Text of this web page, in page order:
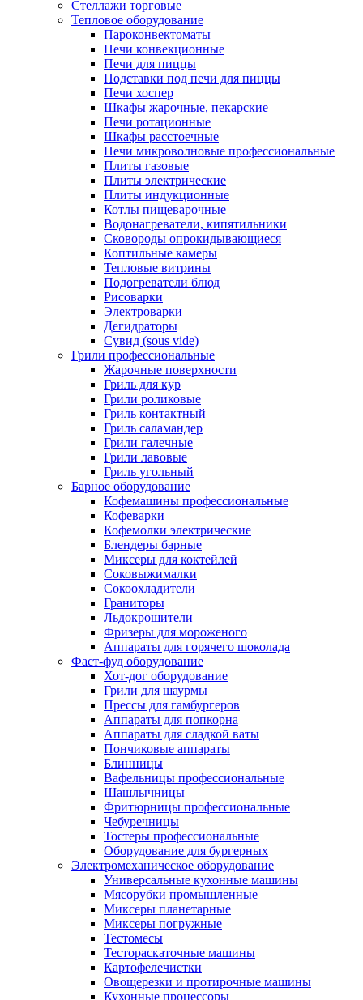
Стеллажи торговые
Тепловое оборудование
Пароконвектоматы
Печи конвекционные
Печи для пиццы
Подставки под печи для пиццы
Печи хоспер
Шкафы жарочные, пекарские
Печи ротационные
Шкафы расстоечные
Печи микроволновые профессиональные
Плиты газовые
Плиты электрические
Плиты индукционные
Котлы пищеварочные
Водонагреватели, кипятильники
Сковороды опрокидывающиеся
Коптильные камеры
Тепловые витрины
Подогреватели блюд
Рисоварки
Электроварки
Дегидраторы
Сувид (sous vide)
Грили профессиональные
Жарочные поверхности
Гриль для кур
Грили роликовые
Гриль контактный
Гриль саламандер
Грили галечные
Грили лавовые
Гриль угольный
Барное оборудование
Кофемашины профессиональные
Кофеварки
Кофемолки электрические
Блендеры барные
Миксеры для коктейлей
Соковыжималки
Сокоохладители
Граниторы
Льдокрошители
Фризеры для мороженого
Аппараты для горячего шоколада
Фаст-фуд оборудование
Хот-дог оборудование
Грили для шаурмы
Прессы для гамбургеров
Аппараты для попкорна
Аппараты для сладкой ваты
Пончиковые аппараты
Блинницы
Вафельницы профессиональные
Шашлычницы
Фритюрницы профессиональные
Чебуречницы
Тостеры профессиональные
Оборудование для бургерных
Электромеханическое оборудование
Универсальные кухонные машины
Мясорубки промышленные
Миксеры планетарные
Миксеры погружные
Тестомесы
Тестораскаточные машины
Картофелечистки
Овощерезки и протирочные машины
Кухонные процессоры